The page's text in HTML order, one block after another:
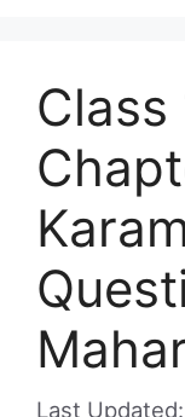
Class